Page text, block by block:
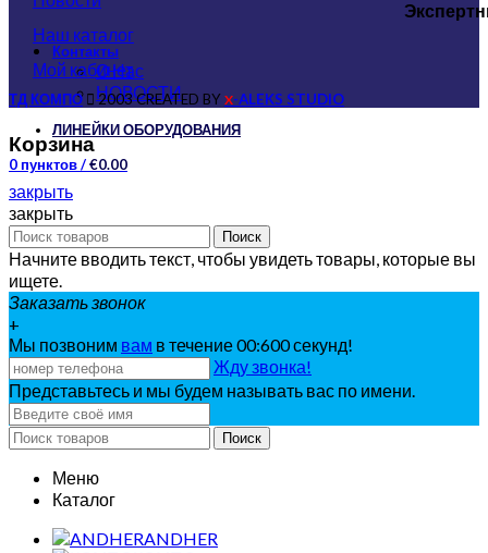
Контакты
О Нас
НОВОСТИ
ЛИНЕЙКИ ОБОРУДОВАНИЯ
0пунктов/€0.00
Наш каталог
Мой кабинет
ТД КОМПО 2003 CREATED BY X-ALEKS STUDIO
Корзина
закрыть
закрыть
Поиск
Начните вводить текст, чтобы увидеть товары, которые вы
ищете.
Заказать звонок
+
Мы позвоним вам в течение 00:600секунд!
Жду звонка!
Представьтесь и мы будем называть вас по имени.
Поиск
Меню
Каталог
ANDHER